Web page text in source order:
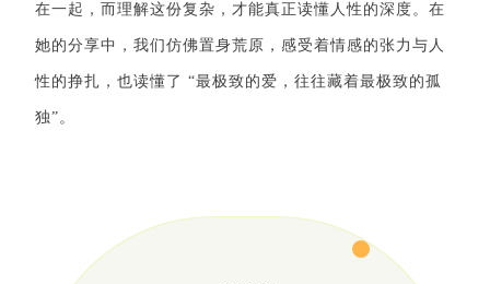
在一起，而理解这份复杂，才能真正读懂人性的深度。在
她的分享中，我们仿佛置身荒原，感受着情感的张力与人
性的挣扎，也读懂了 “最极致的爱，往往藏着最极致的孤
独”。